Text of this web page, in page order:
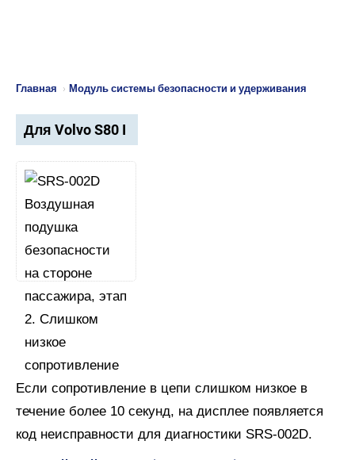
Главная › Модуль системы безопасности и удерживания
Для Volvo S80 I
Если сопротивление в цепи слишком низкое в
течение более 10 секунд, на дисплее появляется
код неисправности для диагностики SRS-002D.